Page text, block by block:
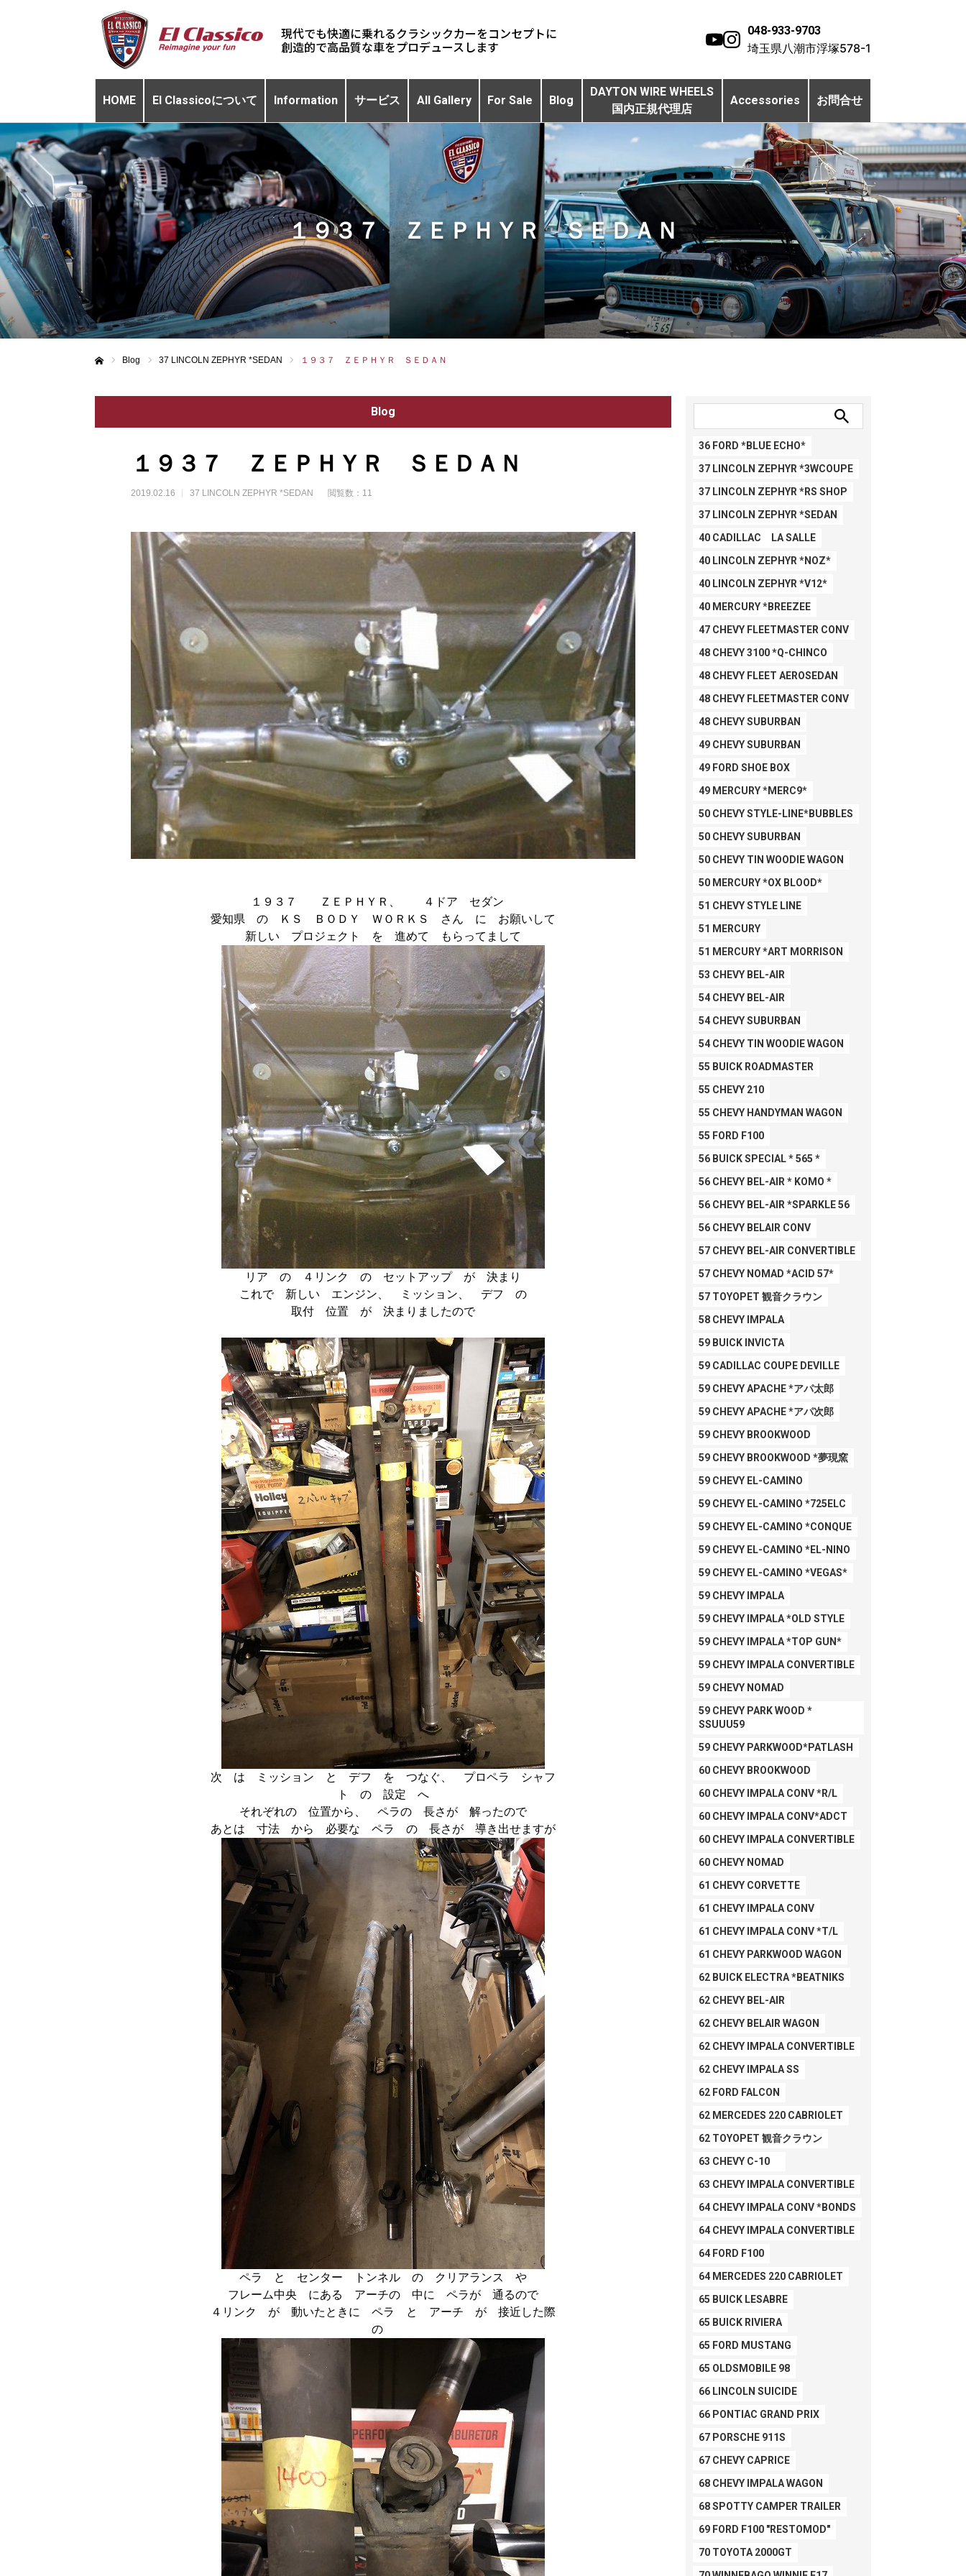
現代でも快適に乗れるクラシックカーをコンセプトに 048-933-9703
埼玉県八潮市浮塚578-1
HOME El Classicoについて Information サービス All Gallery For Sale Blog
DAYTON WIRE WHEELS
国内正規代理店
Accessories お問合せ
１９３７ ＺＥＰＨＹＲ ＳＥＤＡＮ
Blog 37 LINCOLN ZEPHYR *SEDAN １９３７ ＺＥＰＨＹＲ ＳＥＤＡＮ
Blog
１９３７ ＺＥＰＨＹＲ ＳＥＤＡＮ
2019.02.16 37 LINCOLN ZEPHYR *SEDAN 閲覧数：11
１９３７ ＺＥＰＨＹＲ、 ４ドア セダン
愛知県 の ＫＳ ＢＯＤＹ ＷＯＲＫＳ さん に お願いして
新しい プロジェクト を 進めて もらってまして
リア の ４リンク の セットアップ が 決まり
これで 新しい エンジン、 ミッション、 デフ の
取付 位置 が 決まりましたので
次 は ミッション と デフ を つなぐ、 プロペラ シャフ
ト の 設定 へ
それぞれの 位置から、 ペラの 長さが 解ったので
あとは 寸法 から 必要な ペラ の 長さが 導き出せますが
ペラ と センター トンネル の クリアランス や
フレーム中央 にある アーチの 中に ペラが 通るので
４リンク が 動いたときに ペラ と アーチ が 接近した際
の
36 FORD *BLUE ECHO*
37 LINCOLN ZEPHYR *3WCOUPE
37 LINCOLN ZEPHYR *RS SHOP
37 LINCOLN ZEPHYR *SEDAN
40 CADILLAC LA SALLE
40 LINCOLN ZEPHYR *NOZ*
40 LINCOLN ZEPHYR *V12*
40 MERCURY *BREEZEE
47 CHEVY FLEETMASTER CONV
48 CHEVY 3100 *Q-CHINCO
48 CHEVY FLEET AEROSEDAN
48 CHEVY FLEETMASTER CONV
48 CHEVY SUBURBAN
49 CHEVY SUBURBAN
49 FORD SHOE BOX
49 MERCURY *MERC9*
50 CHEVY STYLE-LINE*BUBBLES
50 CHEVY SUBURBAN
50 CHEVY TIN WOODIE WAGON
50 MERCURY *OX BLOOD*
51 CHEVY STYLE LINE
51 MERCURY
51 MERCURY *ART MORRISON
53 CHEVY BEL-AIR
54 CHEVY BEL-AIR
54 CHEVY SUBURBAN
54 CHEVY TIN WOODIE WAGON
55 BUICK ROADMASTER
55 CHEVY 210
55 CHEVY HANDYMAN WAGON
55 FORD F100
56 BUICK SPECIAL * 565 *
56 CHEVY BEL-AIR * KOMO *
56 CHEVY BEL-AIR *SPARKLE 56
56 CHEVY BELAIR CONV
57 CHEVY BEL-AIR CONVERTIBLE
57 CHEVY NOMAD *ACID 57*
57 TOYOPET 観音クラウン
58 CHEVY IMPALA
59 BUICK INVICTA
59 CADILLAC COUPE DEVILLE
59 CHEVY APACHE *アパ太郎
59 CHEVY APACHE *アパ次郎
59 CHEVY BROOKWOOD
59 CHEVY BROOKWOOD *夢現窯
59 CHEVY EL-CAMINO
59 CHEVY EL-CAMINO *725ELC
59 CHEVY EL-CAMINO *CONQUE
59 CHEVY EL-CAMINO *EL-NINO
59 CHEVY EL-CAMINO *VEGAS*
59 CHEVY IMPALA
59 CHEVY IMPALA *OLD STYLE
59 CHEVY IMPALA *TOP GUN*
59 CHEVY IMPALA CONVERTIBLE
59 CHEVY NOMAD
59 CHEVY PARK WOOD *
SSUUU59
59 CHEVY PARKWOOD*PATLASH
60 CHEVY BROOKWOOD
60 CHEVY IMPALA CONV *R/L
60 CHEVY IMPALA CONV*ADCT
60 CHEVY IMPALA CONVERTIBLE
60 CHEVY NOMAD
61 CHEVY CORVETTE
61 CHEVY IMPALA CONV
61 CHEVY IMPALA CONV *T/L
61 CHEVY PARKWOOD WAGON
62 BUICK ELECTRA *BEATNIKS
62 CHEVY BEL-AIR
62 CHEVY BELAIR WAGON
62 CHEVY IMPALA CONVERTIBLE
62 CHEVY IMPALA SS
62 FORD FALCON
62 MERCEDES 220 CABRIOLET
62 TOYOPET 観音クラウン
63 CHEVY C-10
63 CHEVY IMPALA CONVERTIBLE
64 CHEVY IMPALA CONV *BONDS
64 CHEVY IMPALA CONVERTIBLE
64 FORD F100
64 MERCEDES 220 CABRIOLET
65 BUICK LESABRE
65 BUICK RIVIERA
65 FORD MUSTANG
65 OLDSMOBILE 98
66 LINCOLN SUICIDE
66 PONTIAC GRAND PRIX
67 PORSCHE 911S
67 CHEVY CAPRICE
68 CHEVY IMPALA WAGON
68 SPOTTY CAMPER TRAILER
69 FORD F100 "RESTOMOD"
70 TOYOTA 2000GT